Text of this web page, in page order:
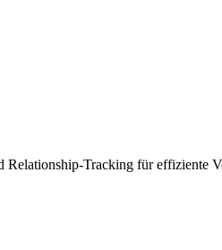
Tracking für effiziente